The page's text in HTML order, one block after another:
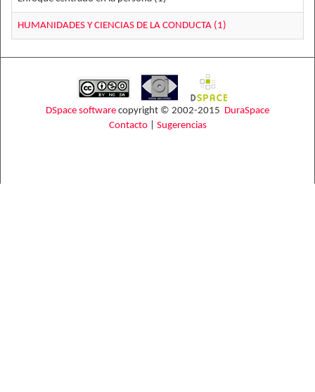
HUMANIDADES Y CIENCIAS DE LA CONDUCTA (1)
DSpace software copyright © 2002-2015 DuraSpace
Contacto| Sugerencias